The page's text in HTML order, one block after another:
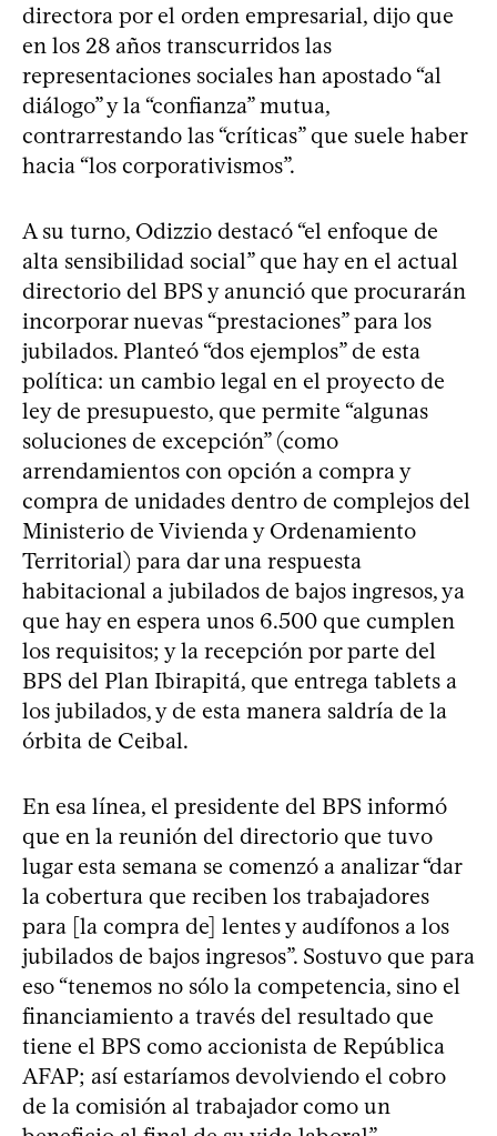
directora por el orden empresarial, dijo que
en los 28 años transcurridos las
representaciones sociales han apostado “al
diálogo” y la “confianza” mutua,
contrarrestando las “críticas” que suele haber
hacia “los corporativismos”.
A su turno, Odizzio destacó “el enfoque de
alta sensibilidad social” que hay en el actual
directorio del BPS y anunció que procurarán
incorporar nuevas “prestaciones” para los
jubilados. Planteó “dos ejemplos” de esta
política: un cambio legal en el proyecto de
ley de presupuesto, que permite “algunas
soluciones de excepción” (como
arrendamientos con opción a compra y
compra de unidades dentro de complejos del
Ministerio de Vivienda y Ordenamiento
Territorial) para dar una respuesta
habitacional a jubilados de bajos ingresos, ya
que hay en espera unos 6.500 que cumplen
los requisitos; y la recepción por parte del
BPS del Plan Ibirapitá, que entrega tablets a
los jubilados, y de esta manera saldría de la
órbita de Ceibal.
En esa línea, el presidente del BPS informó
que en la reunión del directorio que tuvo
lugar esta semana se comenzó a analizar “dar
la cobertura que reciben los trabajadores
para [la compra de] lentes y audífonos a los
jubilados de bajos ingresos”. Sostuvo que para
eso “tenemos no sólo la competencia, sino el
financiamiento a través del resultado que
tiene el BPS como accionista de República
AFAP; así estaríamos devolviendo el cobro
de la comisión al trabajador como un